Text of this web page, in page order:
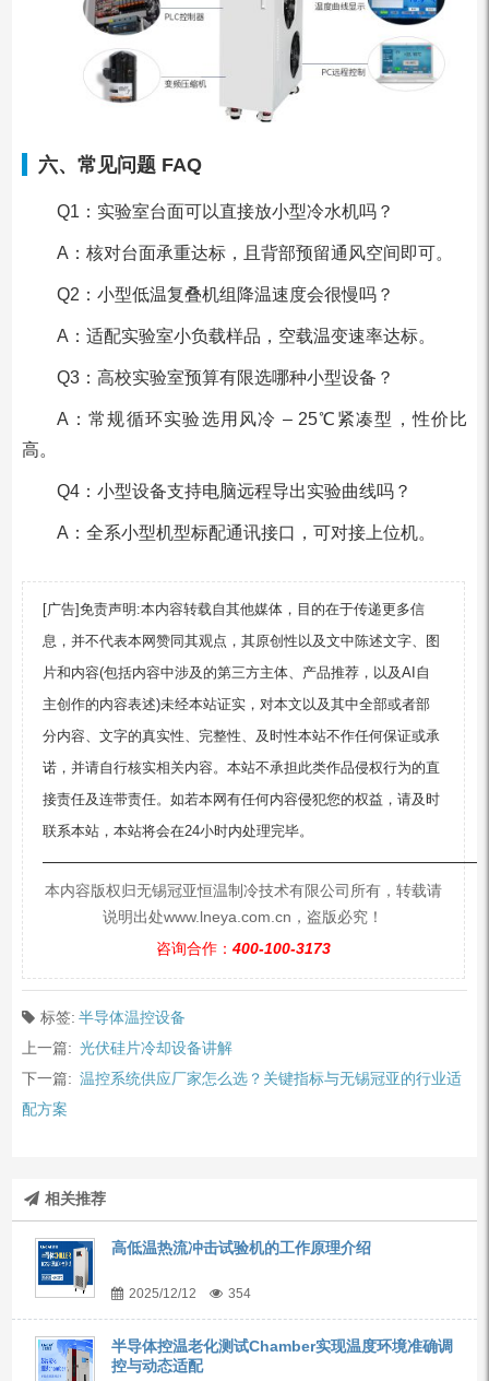
六、常见问题 FAQ
Q1：实验室台面可以直接放小型冷水机吗？
A：核对台面承重达标，且背部预留通风空间即可。
Q2：小型低温复叠机组降温速度会很慢吗？
A：适配实验室小负载样品，空载温变速率达标。
Q3：高校实验室预算有限选哪种小型设备？
A：常规循环实验选用风冷 – 25℃紧凑型，性价比
高。
Q4：小型设备支持电脑远程导出实验曲线吗？
A：全系小型机型标配通讯接口，可对接上位机。
[广告]免责声明:本内容转载自其他媒体，目的在于传递更多信
息，并不代表本网赞同其观点，其原创性以及文中陈述文字、图
片和内容(包括内容中涉及的第三方主体、产品推荐，以及AI自
主创作的内容表述)未经本站证实，对本文以及其中全部或者部
分内容、文字的真实性、完整性、及时性本站不作任何保证或承
诺，并请自行核实相关内容。本站不承担此类作品侵权行为的直
接责任及连带责任。如若本网有任何内容侵犯您的权益，请及时
联系本站，本站将会在24小时内处理完毕。
本内容版权归无锡冠亚恒温制冷技术有限公司所有，转载请
说明出处www.lneya.com.cn，盗版必究！
咨询合作： 400-100-3173
标签: 半导体温控设备
上一篇: 光伏硅片冷却设备讲解
下一篇: 温控系统供应厂家怎么选？关键指标与无锡冠亚的行业适
配方案
相关推荐
高低温热流冲击试验机的工作原理介绍
2025/12/12 354
半导体控温老化测试Chamber实现温度环境准确调
控与动态适配